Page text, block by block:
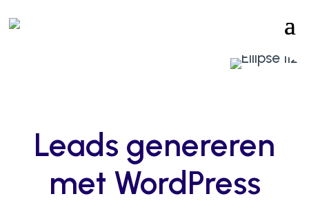
Leads genereren
met WordPress